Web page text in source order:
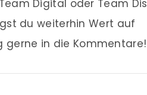
Digital oder Team
du weiterhin Wert auf
gerne in die Kommentare!